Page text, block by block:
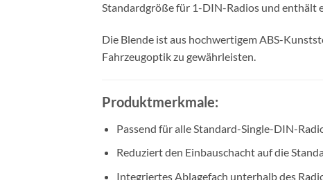
Standardgröße für 1-DIN-Radios und enthält
Die Blende ist aus hochwertigem ABS-
Fahrzeugoptik zu gewährleisten.
Produktmerkmale:
Passend für alle Standard-Single-DIN-
Reduziert den Einbauschacht auf die
Integriertes Ablagefach unterhalb des